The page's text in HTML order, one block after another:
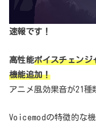
速報です！
高性能ボイスチェンジ
機能追加！
アニメ風効果音が21種
Voicemodの特徴的な